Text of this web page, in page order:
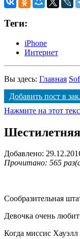
Теги:
iPhone
Интернет
Вы здесь: Главная
Добавить пост в
Нажмите на этот
Добавлено:
Прочитано: 565
Сообразительная
Девочка очень
Когда миссис Хауэлл